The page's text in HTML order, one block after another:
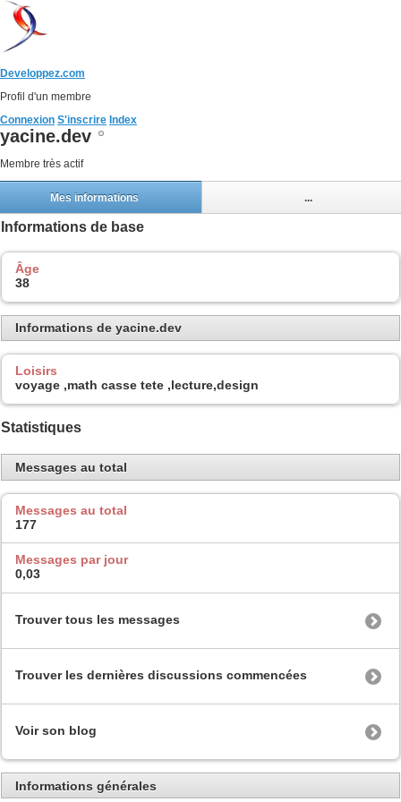
Developpez.com
Profil d'un membre
Connexion S'inscrire Index
yacine.dev
Membre très actif
Mes informations ...
Informations de base
Âge
38
Informations de yacine.dev
Loisirs
voyage ,math casse tete ,lecture,design
Statistiques
Messages au total
Messages au total
177
Messages par jour
0,03
Trouver tous les messages
Trouver les dernières discussions commencées
Voir son blog
Informations générales